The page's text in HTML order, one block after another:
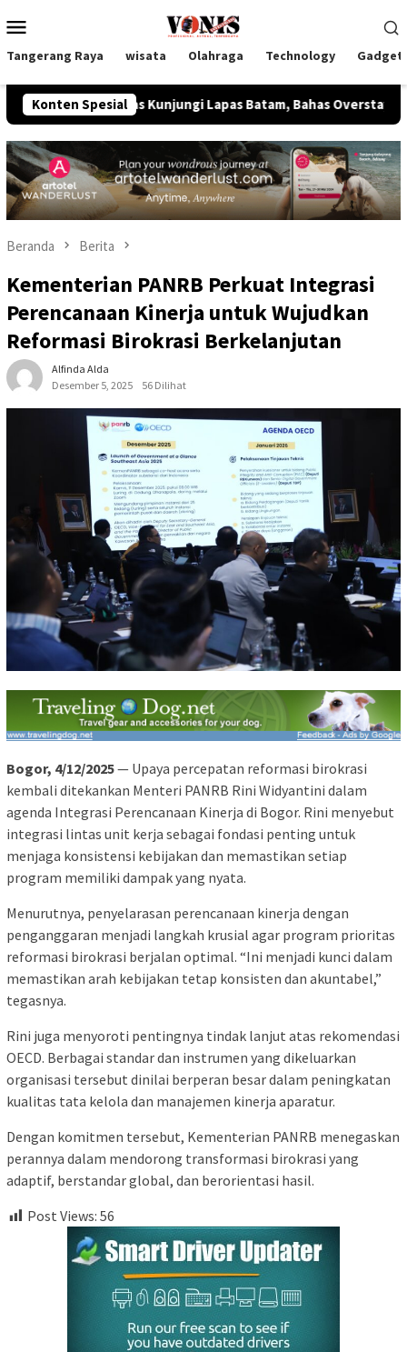
ke
Mobile
Tangerang Raya wisata Olahraga Technology
Konten Spesial
Imipas Kunjungi Lapas Batam, Bahas Overstaying dan KUHP
Beranda Berita
Kementerian PANRB Perkuat Integrasi
Perencanaan Kinerja untuk Wujudkan
Reformasi Birokrasi Berkelanjutan
Alfinda Alda
Desember 5, 2025
56 Dilihat
Bogor, 4/12/2025— Upaya percepatan reformasi birokrasi
kembali ditekankan Menteri PANRB Rini Widyantini dalam
agenda Integrasi Perencanaan Kinerja di Bogor. Rini menyebut
integrasi lintas unit kerja sebagai fondasi penting untuk
menjaga konsistensi kebijakan dan memastikan setiap
program memiliki dampak yang nyata.
Menurutnya, penyelarasan perencanaan kinerja dengan
penganggaran menjadi langkah krusial agar program prioritas
reformasi birokrasi berjalan optimal. “Ini menjadi kunci dalam
memastikan arah kebijakan tetap konsisten dan akuntabel,”
tegasnya.
Rini juga menyoroti pentingnya tindak lanjut atas rekomendasi
OECD. Berbagai standar dan instrumen yang dikeluarkan
organisasi tersebut dinilai berperan besar dalam peningkatan
kualitas tata kelola dan manajemen kinerja aparatur.
Dengan komitmen tersebut, Kementerian PANRB menegaskan
perannya dalam mendorong transformasi birokrasi yang
adaptif, berstandar global, dan berorientasi hasil.
Post Views: 56